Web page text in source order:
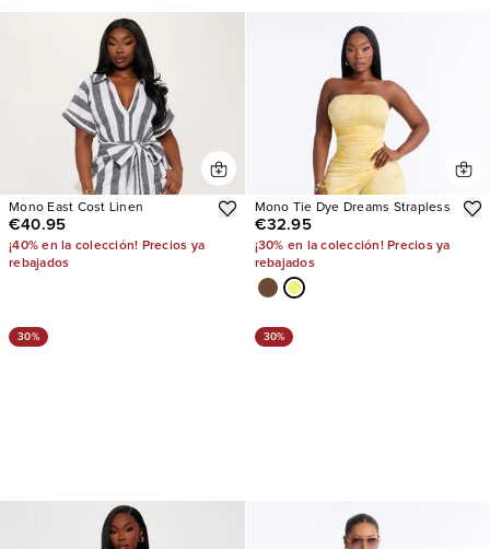
Mono East Cost Linen
€40.95
¡40% en la colección! Precios ya
rebajados
Mono Tie Dye Dreams Strapless
€32.95
¡30% en la colección! Precios ya
rebajados
30% 30%